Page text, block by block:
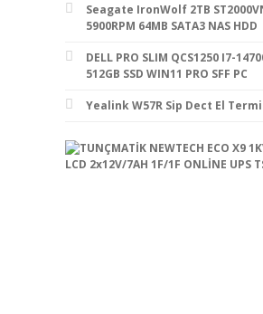
Seagate IronWolf 2TB
5900RPM 64MB SATA3 NAS HDD
DELL PRO SLIM QCS1250 I7-
512GB SSD WIN11 PRO SFF PC
Yealink W57R Sip Dect El